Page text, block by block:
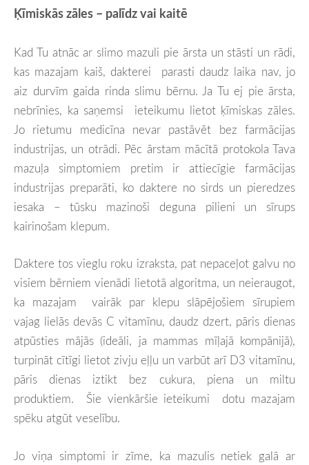
Ķīmiskās zāles – palīdz vai kaitē
Kad Tu atnāc ar slimo mazuli pie ārsta un stāsti un rādi,
kas mazajam kaiš, dakterei parasti daudz laika nav, jo
aiz durvīm gaida rinda slimu bērnu. Ja Tu ej pie ārsta,
nebrīnies, ka saņemsi ieteikumu lietot ķīmiskas zāles.
Jo rietumu medicīna nevar pastāvēt bez farmācijas
industrijas, un otrādi. Pēc ārstam mācītā protokola Tava
mazuļa simptomiem pretim ir attiecīgie farmācijas
industrijas preparāti, ko daktere no sirds un pieredzes
iesaka – tūsku mazinoši deguna pilieni un sīrups
kairinošam klepum.
Daktere tos vieglu roku izraksta, pat nepaceļot galvu no
visiem bērniem vienādi lietotā algoritma, un neieraugot,
ka mazajam vairāk par klepu slāpējošiem sīrupiem
vajag lielās devās C vitamīnu, daudz dzert, pāris dienas
atpūsties mājās (ideāli, ja mammas mīļajā kompānijā),
turpināt cītīgi lietot zivju eļļu un varbūt arī D3 vitamīnu,
pāris dienas iztikt bez cukura, piena un miltu
produktiem. Šie vienkāršie ieteikumi dotu mazajam
spēku atgūt veselību.
Jo viņa simptomi ir zīme, ka mazulis netiek galā ar